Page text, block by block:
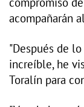
acompañarán
"Después de
increíble, he
Toralín para